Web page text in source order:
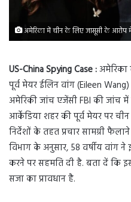
अमेरिका में चीन के लिए जासूसी के आरोप
US-China Spying Case :
पूर्व मेयर ईलिन वांग (Eileen
अमेरिकी जांच एजेंसी FBI की जांच
आर्केडिया शहर की पूर्व मेयर पर
निर्देशों के तहत प्रचार सामग्री
विभाग के अनुसार, 58 वर्षीय वांग
करने पर सहमति दी है. बता दें कि
सजा का प्रावधान है.